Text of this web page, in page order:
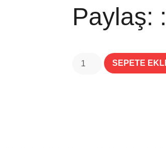
Paylaş: :
SEPETE